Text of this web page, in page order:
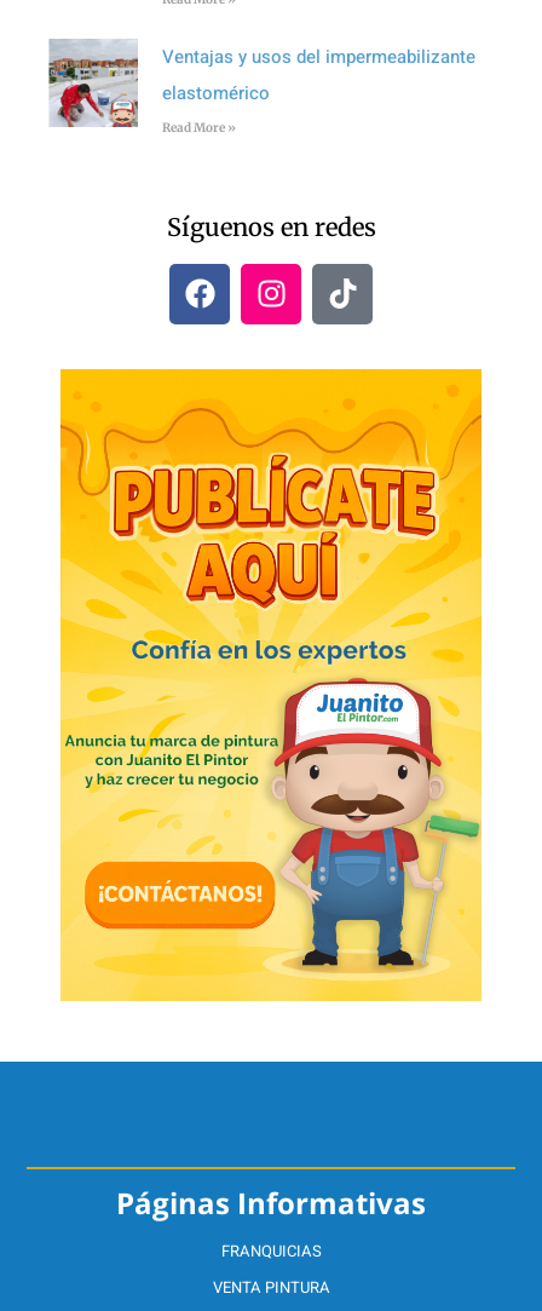
Ventajas y usos del impermeabilizante
elastomérico
Read More »
Síguenos en redes
Páginas Informativas
FRANQUICIAS
VENTA PINTURA